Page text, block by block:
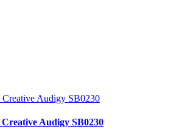
Audigy SB0230